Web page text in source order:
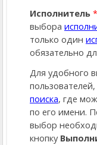
Исполнитель *
выбора
только один
обязательно
Для удобного
поиска, где
по его имени.
выбор
кнопку